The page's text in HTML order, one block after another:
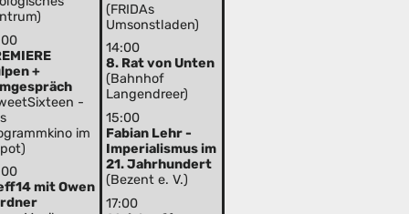
+
-
im
mit Owen
(FRIDAs
Umsonstladen)
14:00
8. Rat von Unten
(Bahnhof
Langendreer)
15:00
Fabian Lehr -
Imperialismus im
21. Jahrhundert
(Bezent e. V.)
17:00